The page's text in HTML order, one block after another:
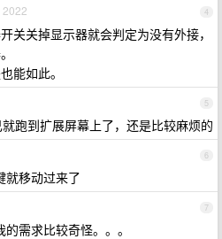
4
2022
关关掉显示器就会判定为没有外接，
能如此。
5
跑到扩展屏幕上了，还是比较麻烦的
6
就移动过来了
7
需求比较奇怪。。。